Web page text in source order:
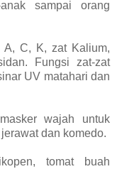
sampai orang
A, C, K, zat Kalium,
Fungsi zat-zat
UV matahari dan
wajah untuk
dan komedo.
tomat buah